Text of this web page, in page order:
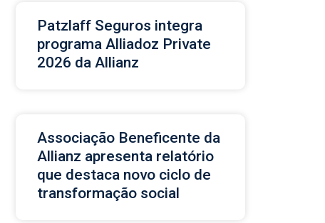
Patzlaff Seguros integra
programa Alliadoz Private
2026 da Allianz
Associação Beneficente da
Allianz apresenta relatório
que destaca novo ciclo de
transformação social